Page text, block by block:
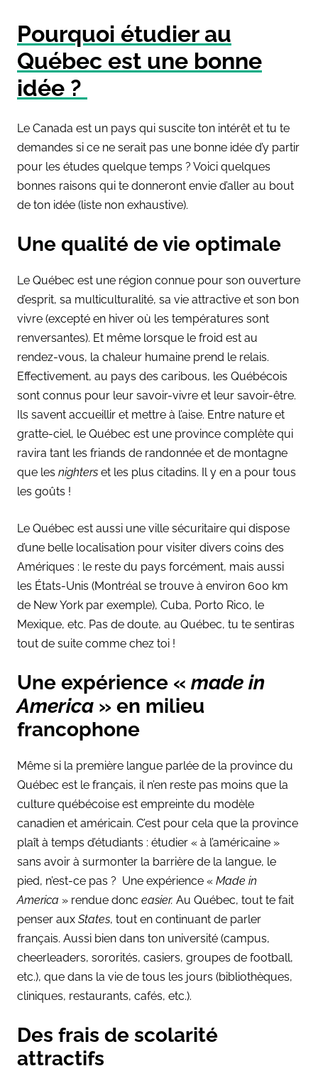
Pourquoi étudier au
Québec est une bonne
idée ?
Le Canada est un pays qui suscite ton intérêt et tu te
demandes si ce ne serait pas une bonne idée d’y partir
pour les études quelque temps ? Voici quelques
bonnes raisons qui te donneront envie d’aller au bout
de ton idée (liste non exhaustive).
Une qualité de vie optimale
Le Québec est une région connue pour son ouverture
d’esprit, sa multiculturalité, sa vie attractive et son bon
vivre (excepté en hiver où les températures sont
renversantes). Et même lorsque le froid est au
rendez-vous, la chaleur humaine prend le relais.
Effectivement, au pays des caribous, les Québécois
sont connus pour leur savoir-vivre et leur savoir-être.
Ils savent accueillir et mettre à l’aise. Entre nature et
gratte-ciel, le Québec est une province complète qui
ravira tant les friands de randonnée et de montagne
que les nighters et les plus citadins. Il y en a pour tous
les goûts !
Le Québec est aussi une ville sécuritaire qui dispose
d’une belle localisation pour visiter divers coins des
Amériques : le reste du pays forcément, mais aussi
les États-Unis (Montréal se trouve à environ 600 km
de New York par exemple), Cuba, Porto Rico, le
Mexique, etc. Pas de doute, au Québec, tu te sentiras
tout de suite comme chez toi !
Une expérience « made in
America » en milieu
francophone
Même si la première langue parlée de la province du
Québec est le français, il n’en reste pas moins que la
culture québécoise est empreinte du modèle
canadien et américain. C’est pour cela que la province
plaît à temps d’étudiants : étudier « à l’américaine »
sans avoir à surmonter la barrière de la langue, le
pied, n’est-ce pas ? Une expérience « Made in
America » rendue donc easier. Au Québec, tout te fait
penser aux States, tout en continuant de parler
français. Aussi bien dans ton université (campus,
cheerleaders, sororités, casiers, groupes de football,
etc.), que dans la vie de tous les jours (bibliothèques,
cliniques, restaurants, cafés, etc.).
Des frais de scolarité
attractifs